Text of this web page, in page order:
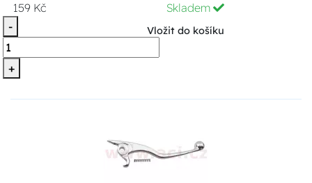
159 Kč
Skladem
-
+
Vložit do košíku